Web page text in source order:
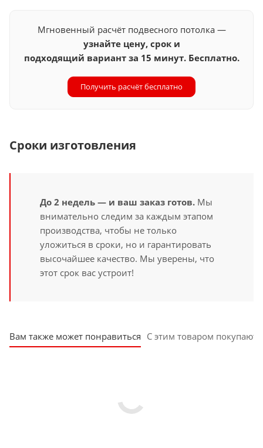
Мгновенный расчёт подвесного потолка —
узнайте цену, срок и
подходящий вариант за 15 минут. Бесплатно.
Получить расчёт бесплатно
Сроки изготовления
До 2 недель — и ваш заказ готов. Мы
внимательно следим за каждым этапом
производства, чтобы не только
уложиться в сроки, но и гарантировать
высочайшее качество. Мы уверены, что
этот срок вас устроит!
Вам также может понравиться С этим товаром покупают